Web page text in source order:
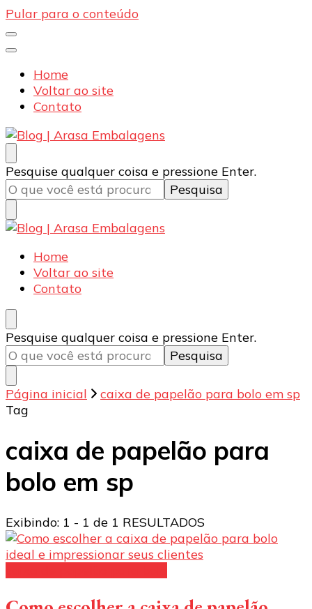
Pular para o conteúdo
Home
Voltar ao site
Contato
Blog | Arasa Embalagens
Confira conteúdos sobre embalagens para pizzas,
doces e salgados. Tudo para seu comércio com a
qualidade Arasa. Leia nossos conteúdos!
Procurando
algo?
Pesquise qualquer coisa e pressione Enter.
Blog | Arasa Embalagens
Confira conteúdos sobre embalagens para pizzas,
doces e salgados. Tudo para seu comércio com a
qualidade Arasa. Leia nossos conteúdos!
Home
Voltar ao site
Contato
Procurando
algo?
Pesquise qualquer coisa e pressione Enter.
Página inicial
caixa de papelão para bolo em sp
Tag
caixa de papelão para
bolo em sp
Exibindo: 1 - 1 de 1 RESULTADOS